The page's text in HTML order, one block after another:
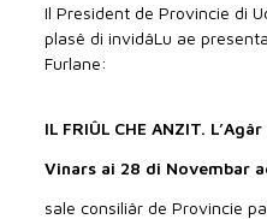
Il President de Provincie di
plasê di invidâLu ae
Furlane:
IL FRIÛL CHE ANZIT.
Vinars ai 28 di Novembar
sale consiliâr de Provincie